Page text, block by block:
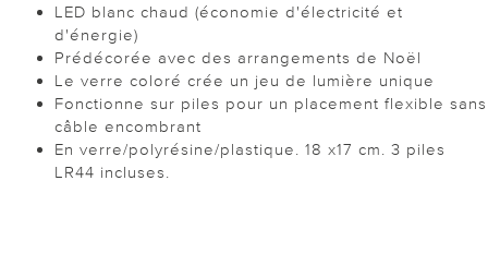
LED blanc chaud (économie d'électricité et
d'énergie)
Prédécorée avec des arrangements de Noël
Le verre coloré crée un jeu de lumière unique
Fonctionne sur piles pour un placement flexible sans
câble encombrant
En verre/polyrésine/plastique. 18 x17 cm. 3 piles
LR44 incluses.